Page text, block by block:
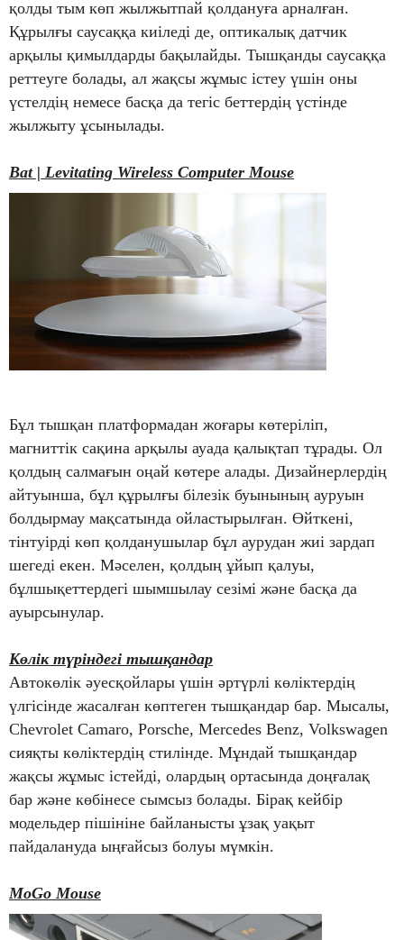
қолды тым көп жылжытпай қолдануға арналған.
Құрылғы саусаққа киіледі де, оптикалық датчик
арқылы қимылдарды бақылайды. Тышқанды саусаққа
реттеуге болады, ал жақсы жұмыс істеу үшін оны
үстелдің немесе басқа да тегіс беттердің үстінде
жылжыту ұсынылады.
Bat | Levitating Wireless Computer Mouse
Бұл тышқан платформадан жоғары көтеріліп,
магниттік сақина арқылы ауада қалықтап тұрады. Ол
қолдың салмағын оңай көтере алады. Дизайнерлердің
айтуынша, бұл құрылғы білезік буынының ауруын
болдырмау мақсатында ойластырылған. Өйткені,
тінтуірді көп қолданушылар бұл аурудан жиі зардап
шегеді екен. Мәселен, қолдың ұйып қалуы,
бұлшықеттердегі шымшылау сезімі және басқа да
ауырсынулар.
Көлік түріндегі тышқандар
Автокөлік әуесқойлары үшін әртүрлі көліктердің
үлгісінде жасалған көптеген тышқандар бар. Мысалы,
Chevrolet Camaro, Porsche, Mercedes Benz, Volkswagen
сияқты көліктердің стилінде. Мұндай тышқандар
жақсы жұмыс істейді, олардың ортасында доңғалақ
бар және көбінесе сымсыз болады. Бірақ кейбір
модельдер пішініне байланысты ұзақ уақыт
пайдалануда ыңғайсыз болуы мүмкін.
MoGo Mouse